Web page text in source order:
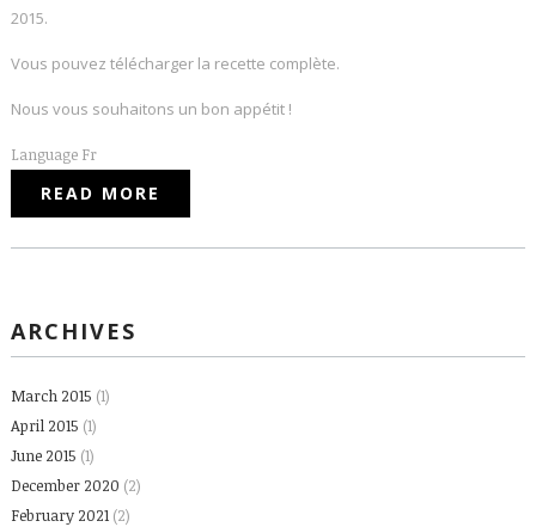
2015.
Vous pouvez télécharger la recette complète.
Nous vous souhaitons un bon appétit !
Language Fr
READ MORE
ARCHIVES
March 2015 (1)
April 2015 (1)
June 2015 (1)
December 2020 (2)
February 2021(2)